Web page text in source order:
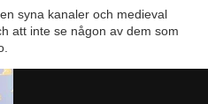
syna kanaler och medieval
att inte se någon av dem som